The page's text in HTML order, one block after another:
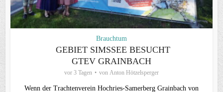
Brauchtum
GEBIET SIMSSEE BESUCHT
GTEV GRAINBACH
vor 3 Tagen von Anton Hötzelsperger
Wenn der Trachtenverein Hochries-Samerberg Grainbach von